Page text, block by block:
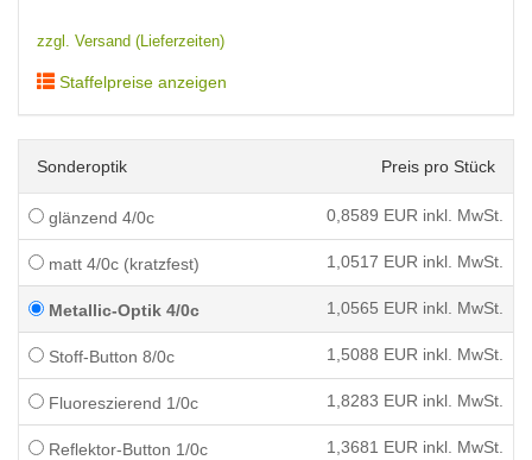
zzgl. Versand (Lieferzeiten)
Staffelpreise anzeigen
Sonderoptik Preis pro Stück
glänzend 4/0c 0,8589 EUR inkl. MwSt.
matt 4/0c (kratzfest) 1,0517 EUR inkl. MwSt.
Metallic-Optik 4/0c 1,0565 EUR inkl. MwSt.
Stoff-Button 8/0c 1,5088 EUR inkl. MwSt.
Fluoreszierend 1/0c 1,8283 EUR inkl. MwSt.
Reflektor-Button 1/0c 1,3681 EUR inkl. MwSt.